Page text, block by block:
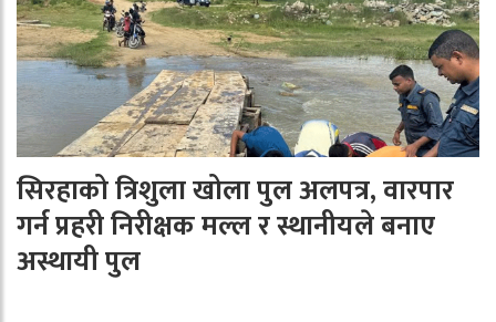
सिरहाको त्रिशुला खोला पुल अलपत्र, वारपार
गर्न प्रहरी निरीक्षक मल्ल र स्थानीयले बनाए
अस्थायी पुल